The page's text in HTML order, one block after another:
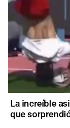
La increíble
que